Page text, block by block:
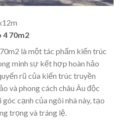
4 70m2
là một tác phẩm kiến trúc
mình sự kết hợp hoàn hảo
rũ của kiến trúc truyền
và phong cách châu Âu độc
cạnh của ngôi nhà này, tạo
trọng và tráng lệ.